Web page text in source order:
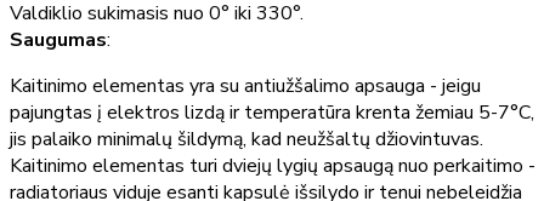
Valdiklio sukimasis nuo 0° iki 330°.
Saugumas:
Kaitinimo elementas yra su antiužšalimo apsauga - jeigu
pajungtas į elektros lizdą ir temperatūra krenta žemiau 5-7°C,
jis palaiko minimalų šildymą, kad neužšaltų džiovintuvas.
Kaitinimo elementas turi dviejų lygių apsaugą nuo perkaitimo -
radiatoriaus viduje esanti kapsulė išsilydo ir tenui nebeleidžia